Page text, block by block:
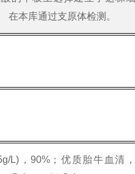
在本库通过支原体检测。
L)，90%；优质胎牛血清，